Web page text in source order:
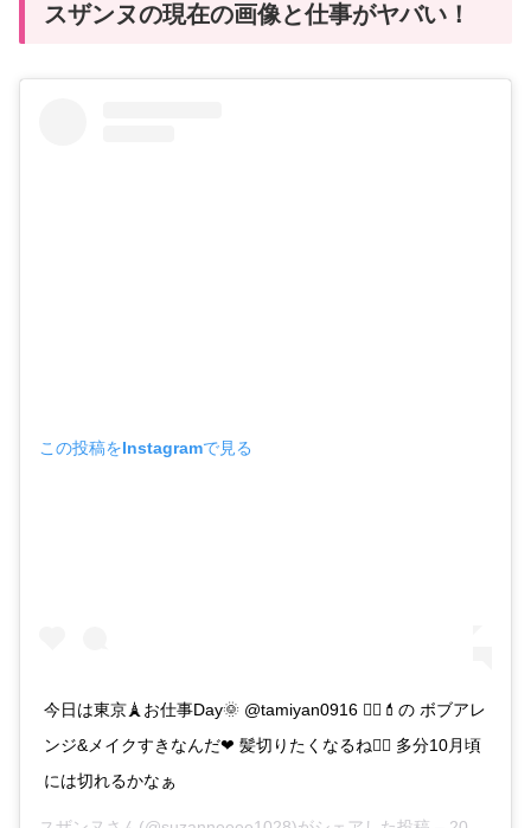
スザンヌの現在の画像と仕事がヤバい！
この投稿をInstagramで見る
今日は東京🗼お仕事Day🌞 @tamiyan0916 💇‍♀️💄の ボブアレ
ンジ&メイクすきなんだ❤︎ 髪切りたくなるね🙋‍♀️ 多分10月頃
には切れるかなぁ